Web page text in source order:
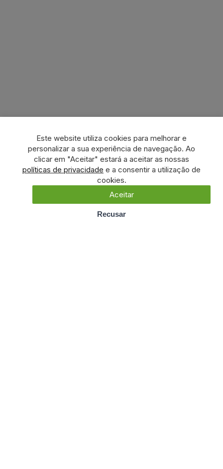
Este website utiliza cookies para melhorar e
personalizar a sua experiência de navegação. Ao
clicar em "Aceitar" estará a aceitar as nossas
políticas de privacidade e a consentir a utilização de
cookies.
Aceitar
Recusar